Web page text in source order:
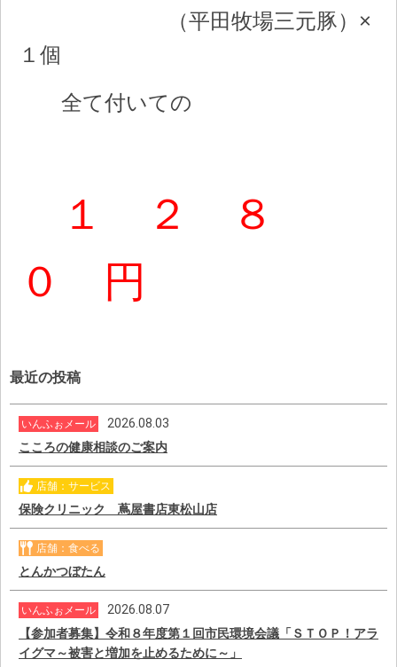
（平田牧場三元豚）×
１個
全て付いての
１ ２ ８
０ 円
最近の投稿
いんふぉメール
2026.08.03
こころの健康相談のご案内
店舗：サービス
保険クリニック 蔦屋書店東松山店
店舗：食べる
とんかつぼたん
いんふぉメール
2026.08.07
【参加者募集】令和８年度第１回市民環境会議「ＳＴＯＰ！アラ
イグマ～被害と増加を止めるために～」